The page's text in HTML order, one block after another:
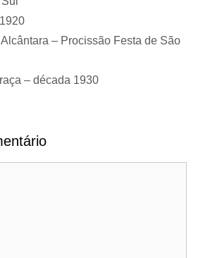
– Procissão Festa de São
– década 1930